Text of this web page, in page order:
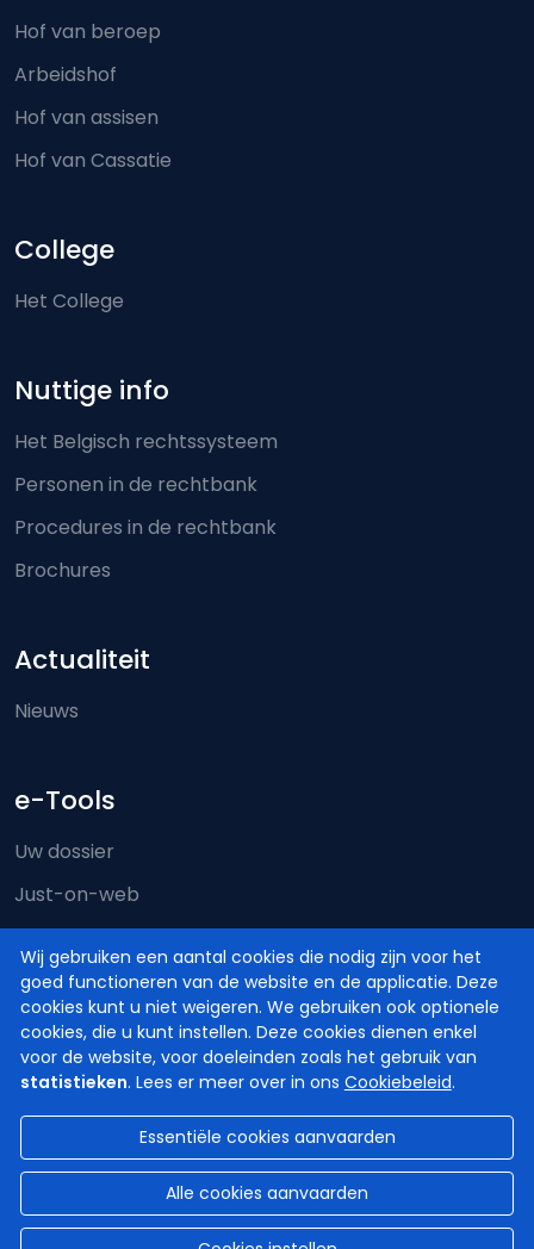
Wij gebruiken een aantal cookies die nodig zijn voor het
goed functioneren van de website en de applicatie. Deze
cookies kunt u niet weigeren. We gebruiken ook optionele
cookies, die u kunt instellen. Deze cookies dienen enkel
voor de website, voor doeleinden zoals het gebruik van
statistieken. Lees er meer over in ons Cookiebeleid.
Essentiële cookies aanvaarden
Alle cookies aanvaarden
Hof van beroep
Arbeidshof
Hof van assisen
Hof van Cassatie
College
Het College
Nuttige info
Het Belgisch rechtssysteem
Personen in de rechtbank
Procedures in de rechtbank
Brochures
Actualiteit
Nieuws
e-Tools
Uw dossier
Just-on-web
e-Deposit
Territoriale bevoegdheid
© Hoven en Rechtbanken van België
2026
Privacy
Cookiebeleid
Toegankelijkheidsverklaring